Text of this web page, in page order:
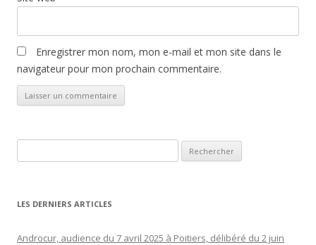
Enregistrer mon nom, mon e-mail et mon site dans le
navigateur pour mon prochain commentaire.
LES DERNIERS ARTICLES
Androcur, audience du 7 avril 2025 à Poitiers, délibéré du 2 juin